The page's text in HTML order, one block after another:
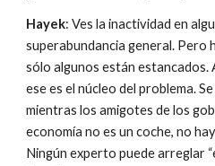
Hayek: Ves la inactividad en
superabundancia general. Pero
sólo algunos están estancados.
ese es el núcleo del problema.
mientras los amigotes de los
economía no es un coche, no
Ningún experto puede arreglar